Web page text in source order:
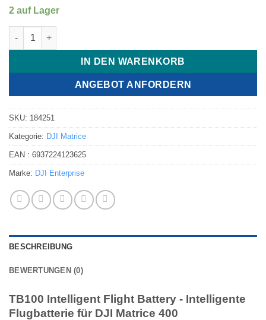
2 auf Lager
TB100 intelligente Flugbatterie Menge
IN DEN WARENKORB
ANGEBOT ANFORDERN
SKU: 184251
Kategorie: DJI Matrice
EAN : 6937224123625
Marke: DJI Enterprise
BESCHREIBUNG
BEWERTUNGEN (0)
TB100 Intelligent Flight Battery - Intelligente
Flugbatterie für DJI Matrice 400